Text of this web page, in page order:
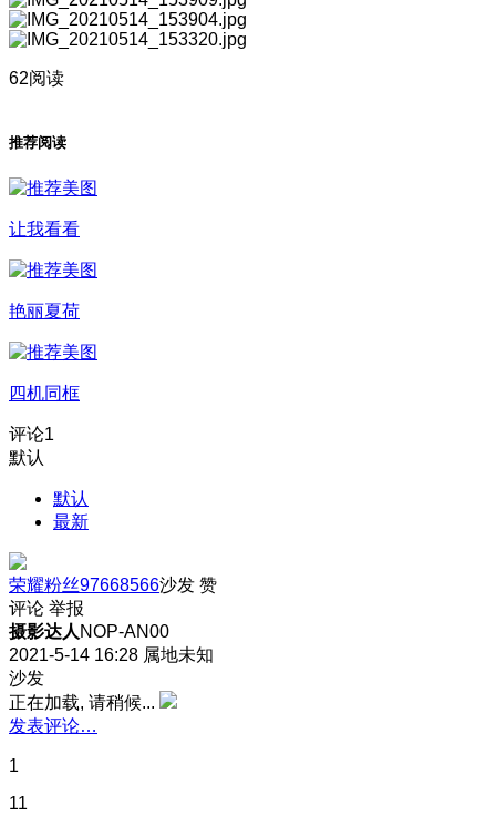
62阅读
推荐阅读
让我看看
艳丽夏荷
四机同框
评论1
默认
默认
最新
荣耀粉丝97668566沙发 赞
评论 举报
摄影达人 NOP-AN00
2021-5-14 16:28 属地未知
沙发
正在加载, 请稍候...
发表评论…
1
11